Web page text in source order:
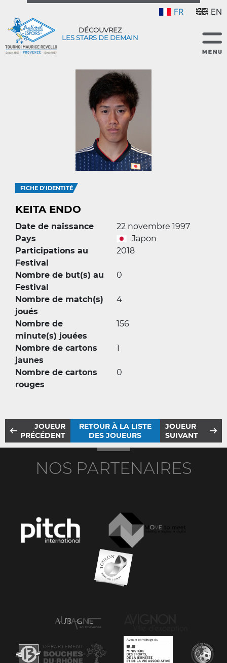
FR EN
DÉCOUVREZ
LES STARS DE DEMAIN
FICHE D'IDENTITÉ
KEITA ENDO
Date de naissance
22 novembre 1997
Pays
Japon
Participations au
Festival
2018
Nombre de but(s) au
Festival
0
Nombre de match(s)
joués
4
Nombre de
minute(s) jouées
156
Nombre de cartons
jaunes
1
Nombre de cartons
rouges
0
JOUEUR
PRÉCÉDENT
RETOUR À LA LISTE
DES JOUEURS
JOUEUR
SUIVANT
NOS PARTENAIRES